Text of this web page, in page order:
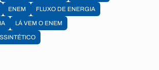
ENEM
FLUXO DE ENERGIA
LÁ VEM O ENEM